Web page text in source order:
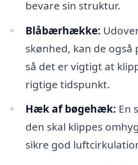
bevare sin struktur.
Blåbærhække:
skønhed, kan de
så det er vigtigt at
rigtige tidspunkt.
Hæk af bøgehæk: En
den skal klippes
sikre god